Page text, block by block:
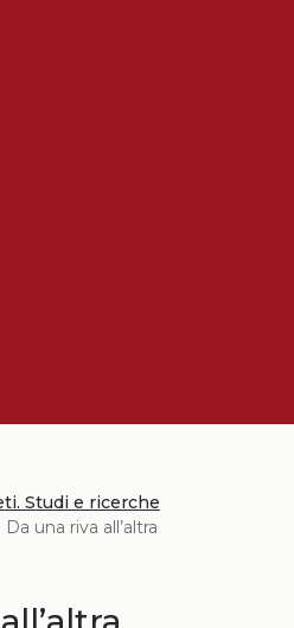
Studi e ricerche
una riva all’altra